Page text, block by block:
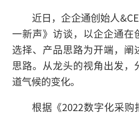
近日，企企通创始人
一新声》访谈，以企企通在
选择、产品思路为开端，阐
思路。从龙头的视角出发，
道气候的变化。
根据《2022数字化采购